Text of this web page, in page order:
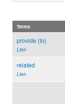
Terme
provide (to)
Lien
related
Lien